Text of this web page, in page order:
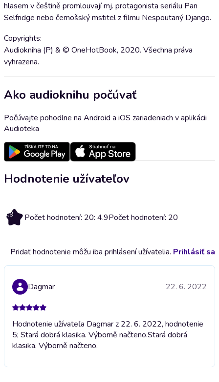
hlasem v češtině promlouvají mj. protagonista seriálu Pan
Selfridge nebo černošský mstitel z filmu Nespoutaný Django.
Copyrights:
Audiokniha (P) & © OneHotBook, 2020. Všechna práva
vyhrazena.
Ako audioknihu počúvať
Počúvajte pohodlne na Android a iOS zariadeniach v aplikácii
Audioteka
Hodnotenie užívateľov
4.9 Počet hodnotení: 20: 4.9Počet hodnotení: 20
Pridať hodnotenie môžu iba prihlásení užívatelia. Prihlásiť sa
Dagmar 22. 6. 2022
Hodnotenie užívateľa Dagmar z 22. 6. 2022, hodnotenie
5; Stará dobrá klasika. Výborně načteno.Stará dobrá
klasika. Výborně načteno.